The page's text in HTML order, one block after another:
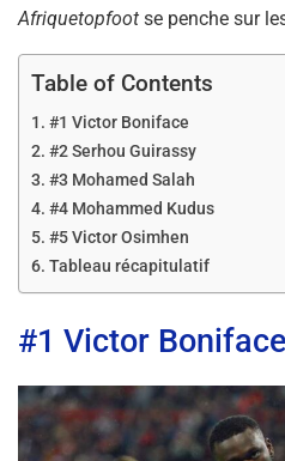
Afriquetopfoot se penche sur
Table of Contents
#1 Victor Boniface
#2 Serhou Guirassy
#3 Mohamed Salah
#4 Mohammed Kudus
#5 Victor Osimhen
Tableau récapitulatif
#1 Victor Boniface